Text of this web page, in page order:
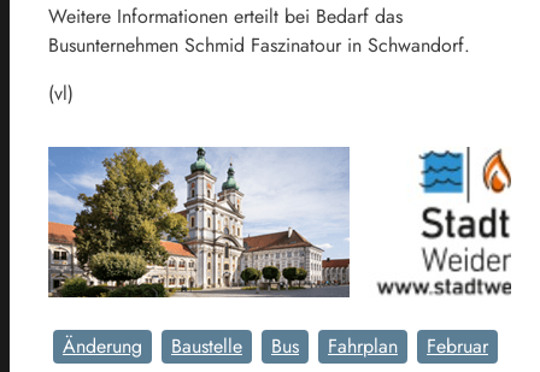
Weitere Informationen erteilt bei Bedarf das
Busunternehmen Schmid Faszinatour in Schwandorf.
(vl)
Änderung Baustelle Bus Fahrplan
Februar